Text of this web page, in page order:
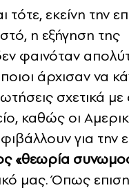
τότε, εκείνη την
η εξήγηση της
φαινόταν
άρχισαν να
σχετικά με
καθώς οι
για την
«θεωρία
μας. Όπως